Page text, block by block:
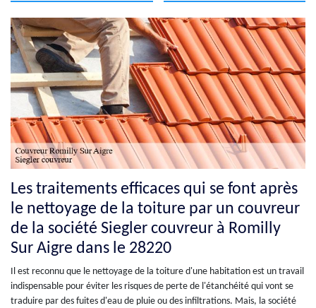
Les traitements efficaces qui se font après
le nettoyage de la toiture par un couvreur
de la société Siegler couvreur à Romilly
Sur Aigre dans le 28220
Il est reconnu que le nettoyage de la toiture d'une habitation est un travail
indispensable pour éviter les risques de perte de l'étanchéité qui vont se
traduire par des fuites d'eau de pluie ou des infiltrations. Mais, la société